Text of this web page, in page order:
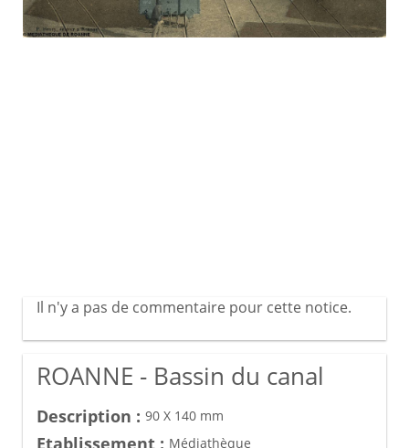
Il n'y a pas de commentaire pour cette notice.
ROANNE - Bassin du canal
Description : 90 X 140 mm
Etablissement : Médiathèque